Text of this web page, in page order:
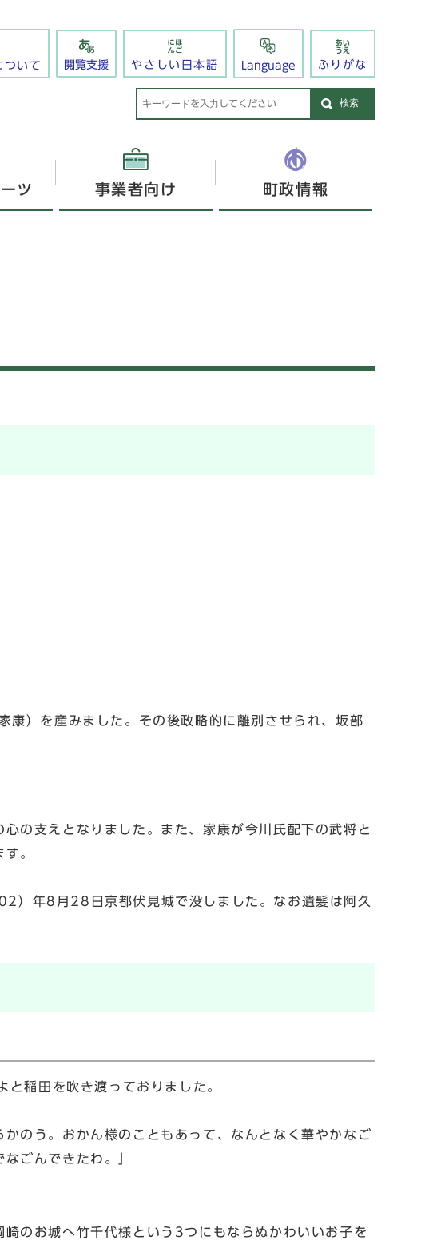
ついて 閲覧支援 やさしい日本語 Language ふりがな
検索
ツ 事業者向け 町政情報
）を産みました。その後政略的に離別させられ、坂部
の支えとなりました。また、家康が今川氏配下の武将と
。
）年8月28日京都伏見城で没しました。なお遺髪は阿久
稲田を吹き渡っておりました。
のう。おかん様のこともあって、なんとなく華やかなご
ごんできたわ。」
のお城へ竹千代様という3つにもならぬかわいいお子を